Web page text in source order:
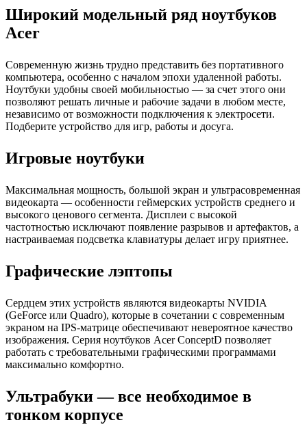
Широкий модельный ряд ноутбуков
Acer
Современную жизнь трудно представить без портативного
компьютера, особенно с началом эпохи удаленной работы.
Ноутбуки удобны своей мобильностью — за счет этого они
позволяют решать личные и рабочие задачи в любом месте,
независимо от возможности подключения к электросети.
Подберите устройство для игр, работы и досуга.
Игровые ноутбуки
Максимальная мощность, большой экран и ультрасовременная
видеокарта — особенности геймерских устройств среднего и
высокого ценового сегмента. Дисплеи с высокой
частотностью исключают появление разрывов и артефактов, а
настраиваемая подсветка клавиатуры делает игру приятнее.
Графические лэптопы
Сердцем этих устройств являются видеокарты NVIDIA
(GeForce или Quadro), которые в сочетании с современным
экраном на IPS-матрице обеспечивают невероятное качество
изображения. Серия ноутбуков Acer ConceptD позволяет
работать с требовательными графическими программами
максимально комфортно.
Ультрабуки — все необходимое в
тонком корпусе